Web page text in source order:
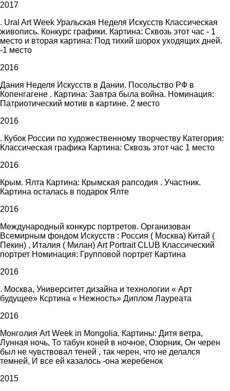
2017
. Ural Art Week Уральская Неделя Искусств Классическая
живопись. Конкурс графики. Картина: Сквозь этот час - 1
место и вторая картина: Под тихий шорох уходящих дней.
-1 место
2016
Дания Неделя Искусств в Дании. Посольство РФ в
Копенгагене . Картина: Завтра была война. Номинация:
Патриотический мотив в картине. 2 место
2016
. Кубок России по художественному творчеству Категория:
Классическая графика Картина: Сквозь этот час 1 место
2016
Крым. Ялта Картина: Крымская рапсодия . Участник.
Картина осталась в подарок Ялте
2016
Международный конкурс портретов. Организован
Всемирным фондом Искусств : Россия ( Москва) Китай (
Пекин) , Италия ( Милан) Art Portrait CLUB Классический
портрет Номинация: Групповой портрет Картина
2016
. Москва, Университет дизайна и технологии « Арт
будущее» Ксртина « Нежность» Диплом Лауреата
2016
Монголия Art Week in Mongolia. Картины: Дитя ветра,
Лунная ночь, То табун коней в ночное, Озорник, Он черен
был не чувствовал теней , так черен, что не делался
темней, И все ей казалось -она жеребенок
2015